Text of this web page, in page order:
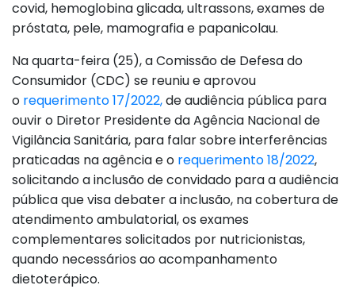
covid, hemoglobina glicada, ultrassons, exames de
próstata, pele, mamografia e papanicolau.
Na quarta-feira (25), a Comissão de Defesa do
Consumidor (CDC) se reuniu e aprovou
o requerimento 17/2022,de audiência pública para
ouvir o Diretor Presidente da Agência Nacional de
Vigilância Sanitária, para falar sobre interferências
praticadas na agência e o requerimento 18/2022,
solicitando a inclusão de convidado para a audiência
pública que visa debater a inclusão, na cobertura de
atendimento ambulatorial, os exames
complementares solicitados por nutricionistas,
quando necessários ao acompanhamento
dietoterápico.